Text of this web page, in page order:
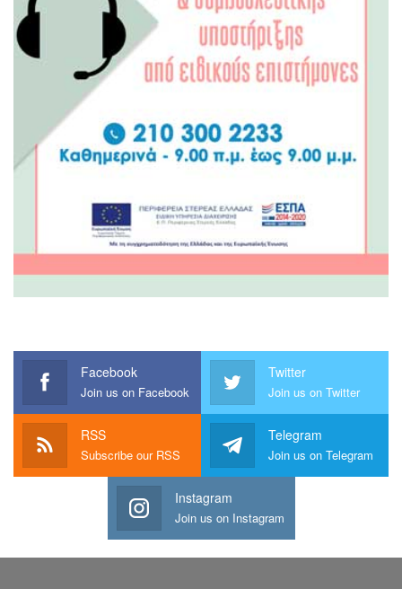
Facebook
Join us on Facebook
Twitter
Join us on Twitter
RSS
Subscribe our RSS
Telegram
Join us on Telegram
Instagram
Join us on Instagram